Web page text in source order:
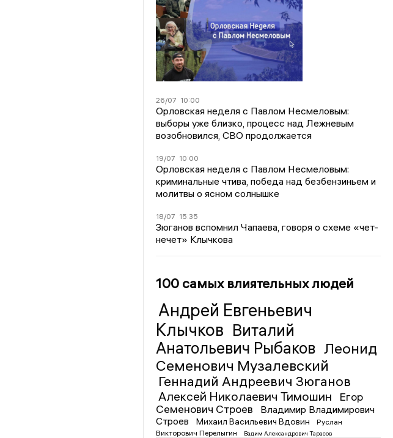
26/07 10:00
Орловская неделя с Павлом Несмеловым:
выборы уже близко, процесс над Лежневым
возобновился, СВО продолжается
19/07 10:00
Орловская неделя с Павлом Несмеловым:
криминальные чтива, победа над безбензиньем и
молитвы о ясном солнышке
18/07 15:35
Зюганов вспомнил Чапаева, говоря о схеме «чет-
нечет» Клычкова
100 самых влиятельных людей
Андрей Евгеньевич
Клычков Виталий
Анатольевич Рыбаков Леонид
Семенович Музалевский
Геннадий Андреевич Зюганов
Алексей Николаевич Тимошин
Егор
Семенович Строев
Владимир Владимирович
Строев
Михаил Васильевич Вдовин
Руслан
Викторович Перелыгин
Вадим Александрович Тарасов